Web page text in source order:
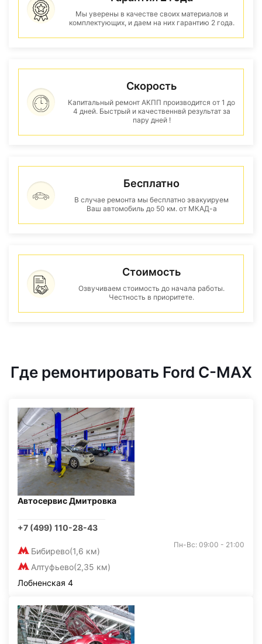
Мы уверены в качестве своих материалов и
комплектующих, и даем на них гарантию 2 года.
Скорость
Капитальный ремонт АКПП производится от 1 до
4 дней. Быстрый и качественнвй результат за
пару дней !
Бесплатно
В случае ремонта мы бесплатно эвакуируем
Ваш автомобиль до 50 км. от МКАД-а
Стоимость
Озвучиваем стоимость до начала работы.
Честность в приоритете.
Где ремонтировать Ford C-MAX
Автосервис Дмитровка
+7 (499) 110-28-43
Бибирево(1,6 км)
Алтуфьево(2,35 км)
Пн-Вс: 09:00 - 21:00
Лобненская 4